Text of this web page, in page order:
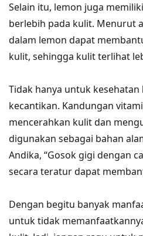
Selain itu, lemon juga
berlebih pada kulit. Menurut
dalam lemon dapat
kulit, sehingga kulit terlihat
Tidak hanya untuk
kecantikan. Kandungan
mencerahkan kulit dan
digunakan sebagai bahan
Andika, “Gosok gigi dengan
secara teratur dapat
Dengan begitu banyak
untuk tidak